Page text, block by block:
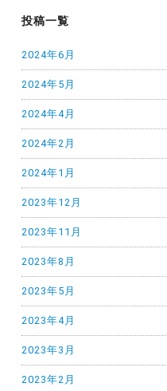
投稿一覧
2024年6月
2024年5月
2024年4月
2024年2月
2024年1月
2023年12月
2023年11月
2023年8月
2023年5月
2023年4月
2023年3月
2023年2月